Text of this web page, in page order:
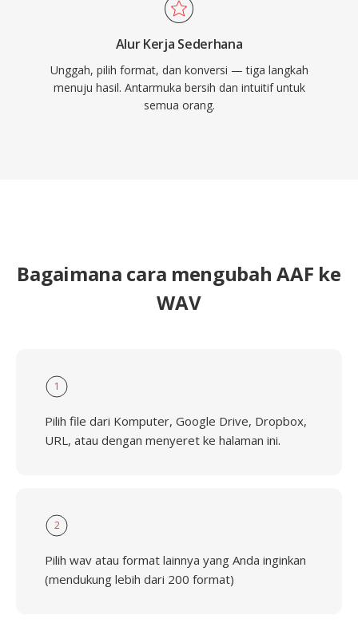
Alur Kerja Sederhana
Unggah, pilih format, dan konversi — tiga langkah
menuju hasil. Antarmuka bersih dan intuitif untuk
semua orang.
Bagaimana cara mengubah AAF ke
WAV
1
Pilih file dari Komputer, Google Drive, Dropbox,
URL, atau dengan menyeret ke halaman ini.
2
Pilih wav atau format lainnya yang Anda inginkan
(mendukung lebih dari 200 format)